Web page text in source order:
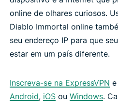
How to play Diablo
Get the best VPN for Diablo
Access Diablo Immortal on
online de olhares curiosos.
Diablo Immortal online
seu endereço IP para que
estar em um país diferente.
Inscreva-se na ExpressVPN
Android, iOS ou Windows.